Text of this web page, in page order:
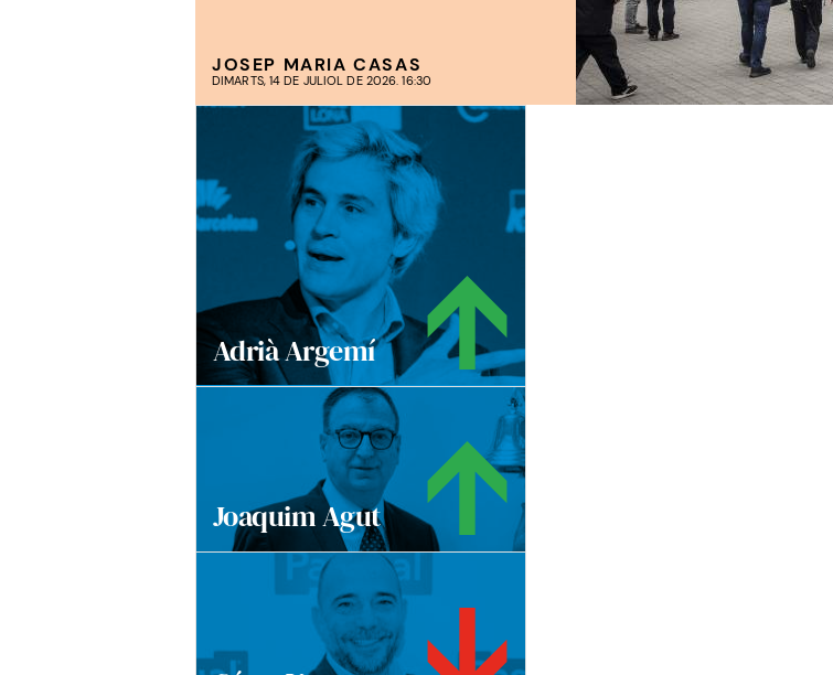
JOSEP MARIA CASAS
DIMARTS, 14 DE JULIOL DE 2026. 16:30
Adrià Argemí
Joaquim Agut